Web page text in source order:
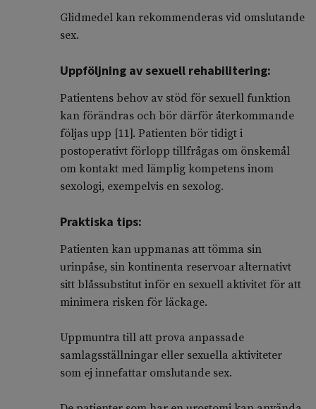
Glidmedel kan rekommenderas vid omslutande
sex.
Uppföljning av sexuell rehabilitering:
Patientens behov av stöd för sexuell funktion
kan förändras och bör därför återkommande
följas upp [11]. Patienten bör tidigt i
postoperativt förlopp tillfrågas om önskemål
om kontakt med lämplig kompetens inom
sexologi, exempelvis en sexolog.
Praktiska tips:
Patienten kan uppmanas att tömma sin
urinpåse, sin kontinenta reservoar alternativt
sitt blåssubstitut inför en sexuell aktivitet för att
minimera risken för läckage.
Uppmuntra till att prova anpassade
samlagsställningar eller sexuella aktiviteter
som ej innefattar omslutande sex.